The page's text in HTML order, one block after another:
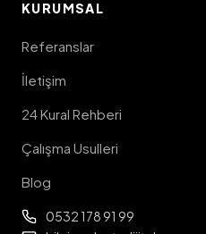
KURUMSAL
Referanslar
İletişim
24 Kural Rehberi
Çalışma Usulleri
Blog
0532 178 91 99